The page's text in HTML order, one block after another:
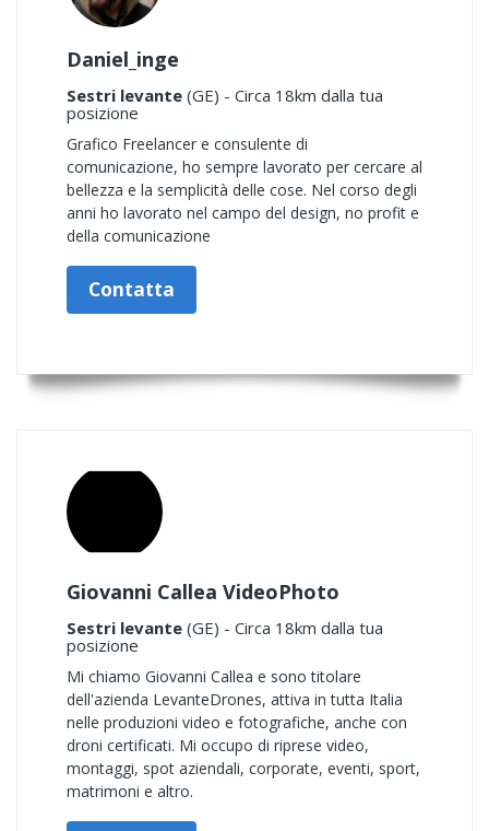
Daniel_inge
Sestri levante (GE) - Circa 18km dalla tua
posizione
Grafico Freelancer e consulente di
comunicazione, ho sempre lavorato per cercare al
bellezza e la semplicità delle cose. Nel corso degli
anni ho lavorato nel campo del design, no profit e
della comunicazione
Contatta
Giovanni Callea VideoPhoto
Sestri levante (GE) - Circa 18km dalla tua
posizione
Mi chiamo Giovanni Callea e sono titolare
dell'azienda LevanteDrones, attiva in tutta Italia
nelle produzioni video e fotografiche, anche con
droni certificati. Mi occupo di riprese video,
montaggi, spot aziendali, corporate, eventi, sport,
matrimoni e altro.